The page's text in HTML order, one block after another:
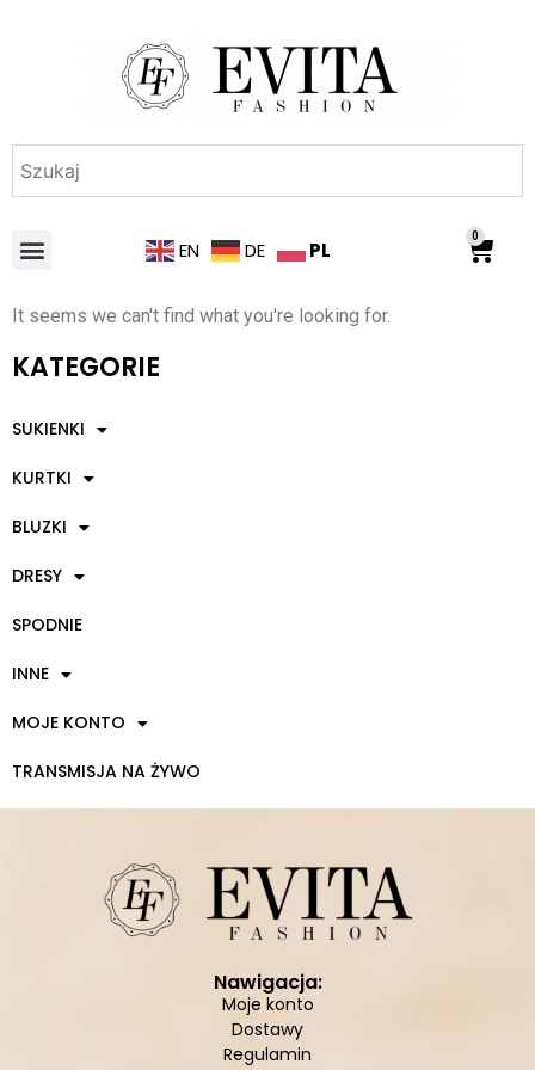
EN DE PL
0
KATEGORIE
SUKIENKI
KURTKI
BLUZKI
DRESY
SPODNIE
INNE
MOJE KONTO
TRANSMISJA NA ŻYWO
It seems we can't find what you're looking for.
Nawigacja:
Moje konto
Dostawy
Regulamin